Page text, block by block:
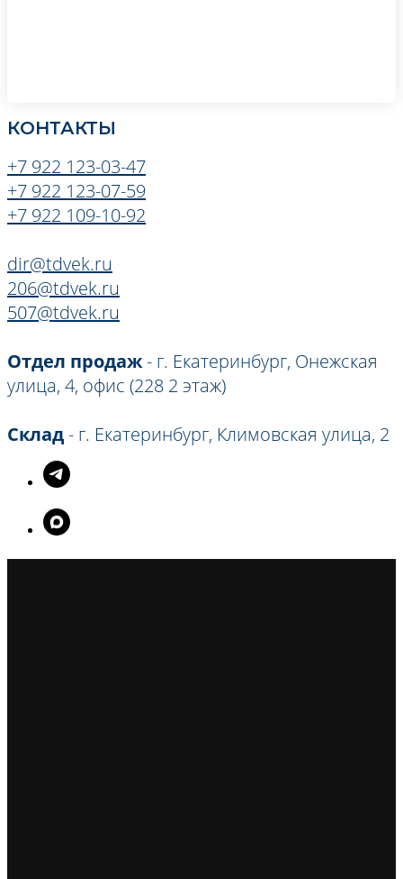
КОНТАКТЫ
+7 922 123-03-47
+7 922 123-07-59
+7 922 109-10-92
dir@tdvek.ru
206@tdvek.ru
507@tdvek.ru
Отдел продаж- г. Екатеринбург, Онежская
улица, 4, офис (228 2 этаж)
Склад - г. Екатеринбург, Климовская улица, 2